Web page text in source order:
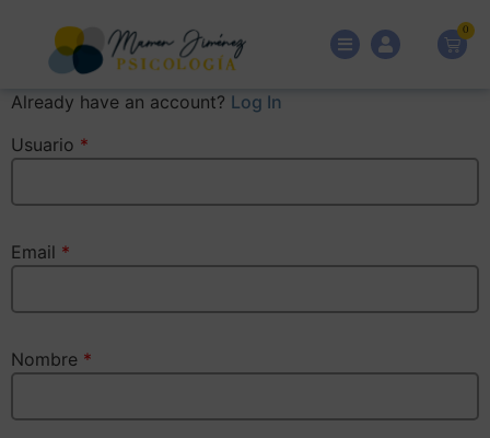
0
Already have an account? Log In
Usuario *
Email *
Nombre *